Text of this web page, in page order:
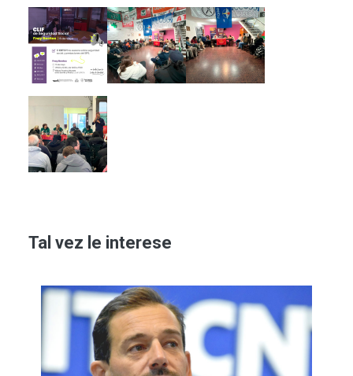
Imagen Imagen Imagen
Imagen
Tal vez le interese
Imagen